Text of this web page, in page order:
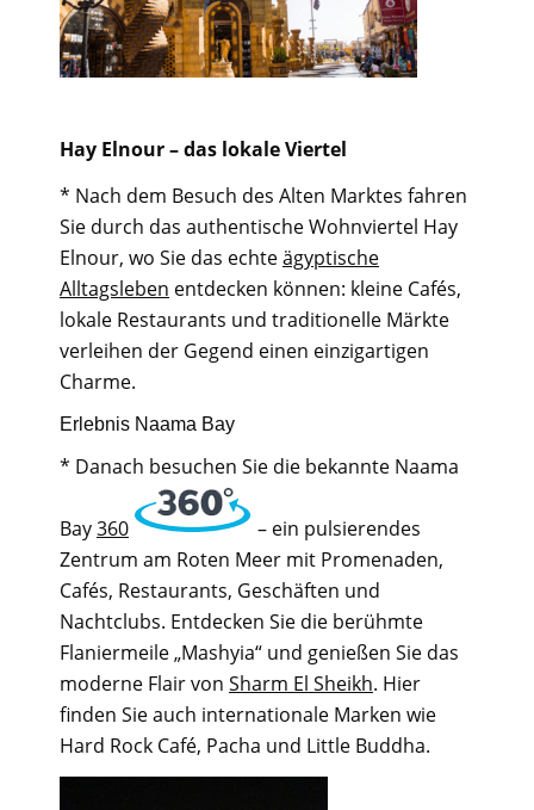
Hay Elnour – das lokale Viertel
* Nach dem Besuch des Alten Marktes fahren
Sie durch das authentische Wohnviertel Hay
Elnour, wo Sie das echteägyptische
Alltagsleben entdecken können: kleine Cafés,
lokale Restaurants und traditionelle Märkte
verleihen der Gegend einen einzigartigen
Charme.
Erlebnis Naama Bay
* Danach besuchen Sie die bekannte Naama
Bay360
– ein pulsierendes
Zentrum am Roten Meer mit Promenaden,
Cafés, Restaurants, Geschäften und
Nachtclubs. Entdecken Sie die berühmte
Flaniermeile „Mashyia“ und genießen Sie das
moderne Flair von Sharm El Sheikh. Hier
finden Sie auch internationale Marken wie
Hard Rock Café, Pacha und Little Buddha.